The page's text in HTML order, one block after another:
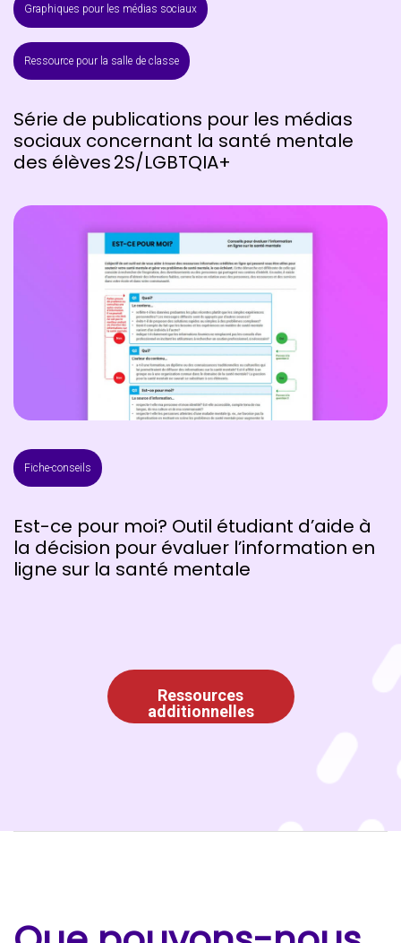
Graphiques pour les médias sociaux
Ressource pour la salle de classe
Série de publications pour les médias
sociaux concernant la santé mentale
des élèves 2S/LGBTQIA+
Fiche-conseils
Est-ce pour moi? Outil étudiant d’aide à
la décision pour évaluer l’information en
ligne sur la santé mentale
Ressources
additionnelles